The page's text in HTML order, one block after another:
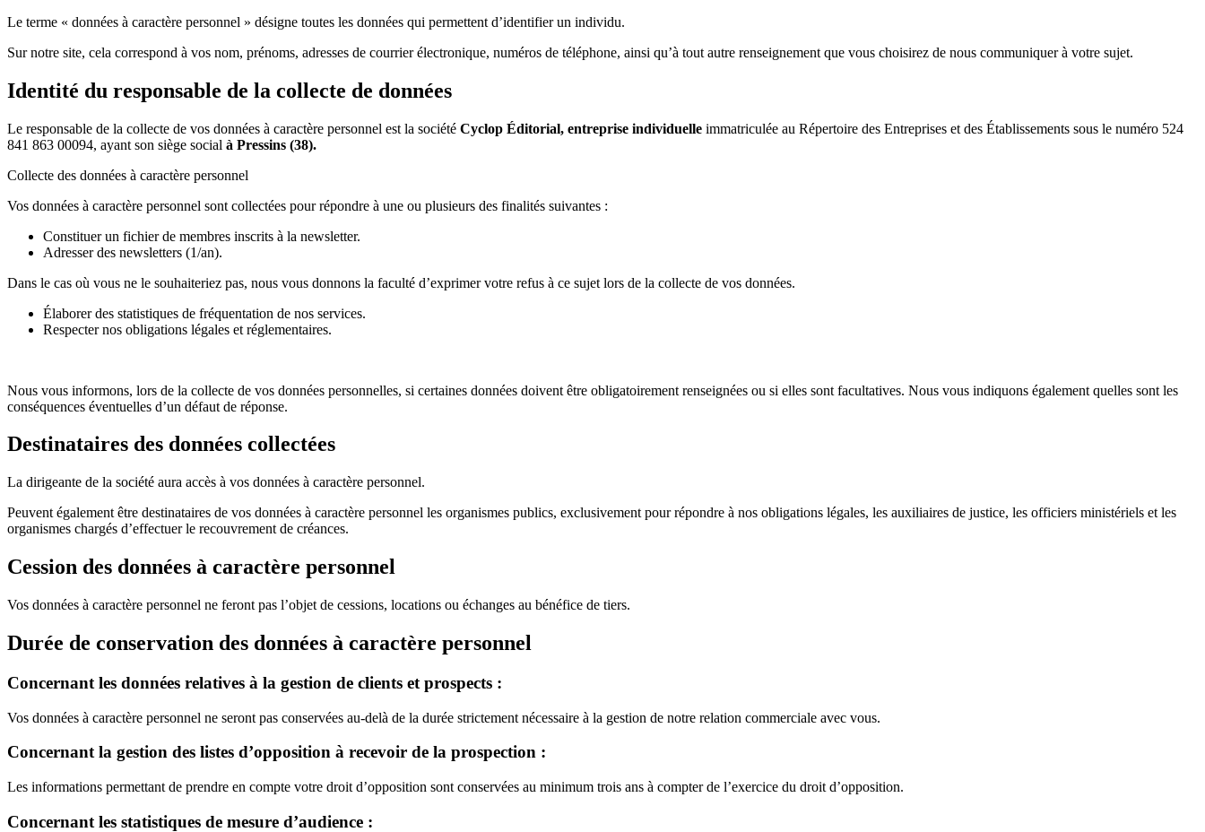
Le terme « données à caractère personnel » désigne toutes les données qui permettent d’identifier un individu.
Sur notre site, cela correspond à vos nom, prénoms, adresses de courrier électronique, numéros de téléphone, ainsi qu’à tout autre renseignement que vous choisirez de nous communiquer à votre sujet.
Identité du responsable de la collecte de données
Le responsable de la collecte de vos données à caractère personnel est la société Cyclop Éditorial, entreprise individuelle immatriculée au Répertoire des Entreprises et des Établissements sous le numéro 524
841 863 00094, ayant son siège social à Pressins (38).
Collecte des données à caractère personnel
Vos données à caractère personnel sont collectées pour répondre à une ou plusieurs des finalités suivantes :
Constituer un fichier de membres inscrits à la newsletter.
Adresser des newsletters (1/an).
Dans le cas où vous ne le souhaiteriez pas, nous vous donnons la faculté d’exprimer votre refus à ce sujet lors de la collecte de vos données.
Élaborer des statistiques de fréquentation de nos services.
Respecter nos obligations légales et réglementaires.
Nous vous informons, lors de la collecte de vos données personnelles, si certaines données doivent être obligatoirement renseignées ou si elles sont facultatives. Nous vous indiquons également quelles sont les
conséquences éventuelles d’un défaut de réponse.
Destinataires des données collectées
La dirigeante de la société aura accès à vos données à caractère personnel.
Peuvent également être destinataires de vos données à caractère personnel les organismes publics, exclusivement pour répondre à nos obligations légales, les auxiliaires de justice, les officiers ministériels et les
organismes chargés d’effectuer le recouvrement de créances.
Cession des données à caractère personnel
Vos données à caractère personnel ne feront pas l’objet de cessions, locations ou échanges au bénéfice de tiers.
Durée de conservation des données à caractère personnel
Concernant les données relatives à la gestion de clients et prospects :
Vos données à caractère personnel ne seront pas conservées au-delà de la durée strictement nécessaire à la gestion de notre relation commerciale avec vous.
Concernant la gestion des listes d’opposition à recevoir de la prospection :
Les informations permettant de prendre en compte votre droit d’opposition sont conservées au minimum trois ans à compter de l’exercice du droit d’opposition.
Concernant les statistiques de mesure d’audience :